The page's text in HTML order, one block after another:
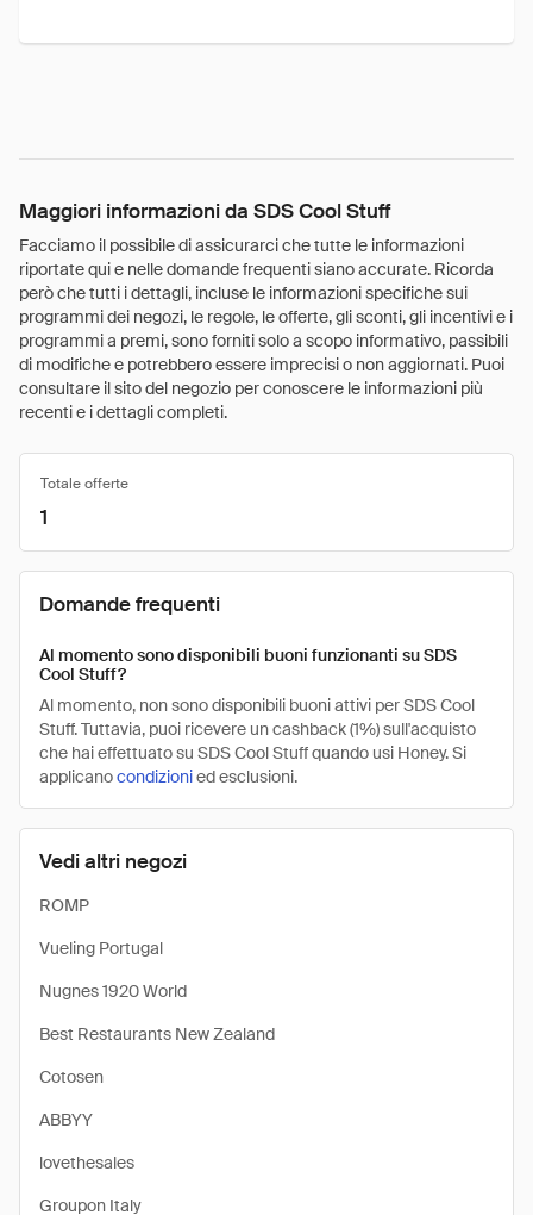
Maggiori informazioni da SDS Cool Stuff
Facciamo il possibile di assicurarci che tutte le informazioni
riportate qui e nelle domande frequenti siano accurate. Ricorda
però che tutti i dettagli, incluse le informazioni specifiche sui
programmi dei negozi, le regole, le offerte, gli sconti, gli incentivi e i
programmi a premi, sono forniti solo a scopo informativo, passibili
di modifiche e potrebbero essere imprecisi o non aggiornati. Puoi
consultare il sito del negozio per conoscere le informazioni più
recenti e i dettagli completi.
Vedi altri negozi
ROMP
Vueling Portugal
Nugnes 1920 World
Best Restaurants New Zealand
Cotosen
ABBYY
lovethesales
Groupon Italy
Totale offerte
1
Domande frequenti
Al momento sono disponibili buoni funzionanti su SDS
Cool Stuff?
Al momento, non sono disponibili buoni attivi per SDS Cool
Stuff. Tuttavia, puoi ricevere un cashback (1%) sull'acquisto
che hai effettuato su SDS Cool Stuff quando usi Honey. Si
applicanocondizionied esclusioni.